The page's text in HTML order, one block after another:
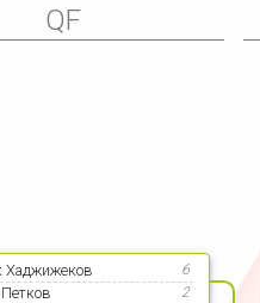
QF
Хаджижеков 6
2